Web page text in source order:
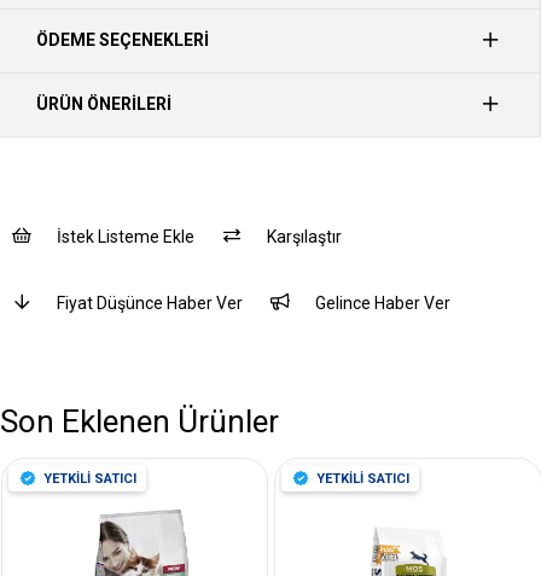
ÖDEME SEÇENEKLERI
ÜRÜN ÖNERILERI
İstek Listeme Ekle Karşılaştır
Fiyat Düşünce Haber Ver Gelince Haber Ver
Son Eklenen Ürünler
YETKİLİ SATICI YETKİLİ SATICI